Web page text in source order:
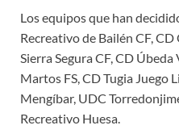
Los equipos que han
Recreativo de Bailén CF, CD
Sierra Segura CF, CD Úbeda
Martos FS, CD Tugia Juego
Mengíbar, UDC
Recreativo Huesa.